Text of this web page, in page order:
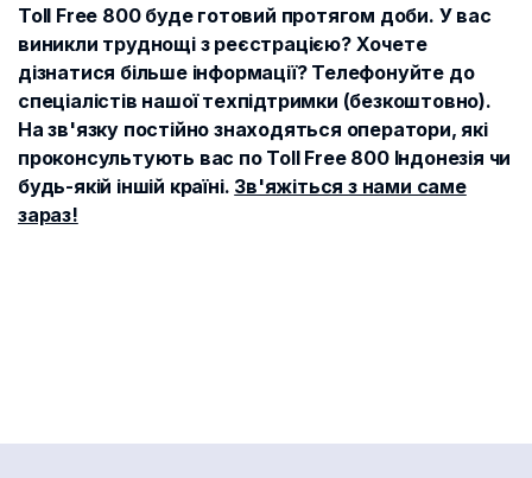
Toll Free 800 буде готовий протягом доби. У вас
виникли труднощі з реєстрацією? Хочете
дізнатися більше інформації? Телефонуйте до
спеціалістів нашої техпідтримки (безкоштовно).
На зв'язку постійно знаходяться оператори, які
проконсультують вас по Toll Free 800 Індонезія чи
будь-якій іншій країні. Зв'яжіться з нами саме
зараз!